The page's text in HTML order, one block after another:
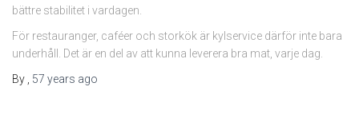
bättre stabilitet i vardagen.
För restauranger, caféer och storkök är kylservice därför inte bara
underhåll. Det är en del av att kunna leverera bra mat, varje dag.
By
57 years ago